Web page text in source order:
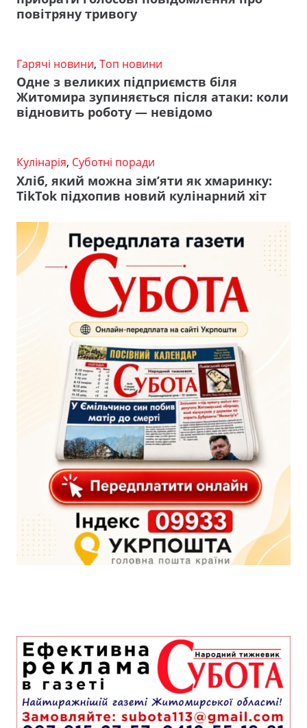
повітряну тривогу
Гарячі новини, Топ новини
Одне з великих підприємств біля
Житомира зупиняється після атаки: коли
відновить роботу — невідомо
Кулінарія, Суботні поради
Хліб, який можна зім’яти як хмаринку:
TikTok підхопив новий кулінарний хіт